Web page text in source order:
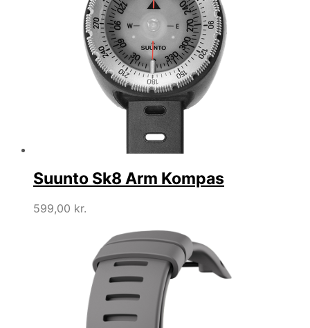
Suunto Sk8 Arm Kompas
599,00 kr.